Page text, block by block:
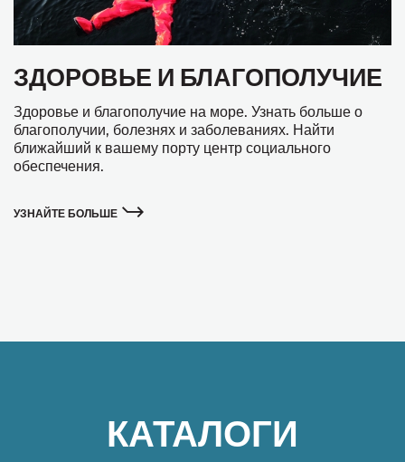
ЗДОРОВЬЕ И БЛАГОПОЛУЧИЕ
Здоровье и благополучие на море. Узнать больше о
благополучии, болезнях и заболеваниях. Найти
ближайший к вашему порту центр социального
обеспечения.
УЗНАЙТЕ БОЛЬШЕ
КАТАЛОГИ